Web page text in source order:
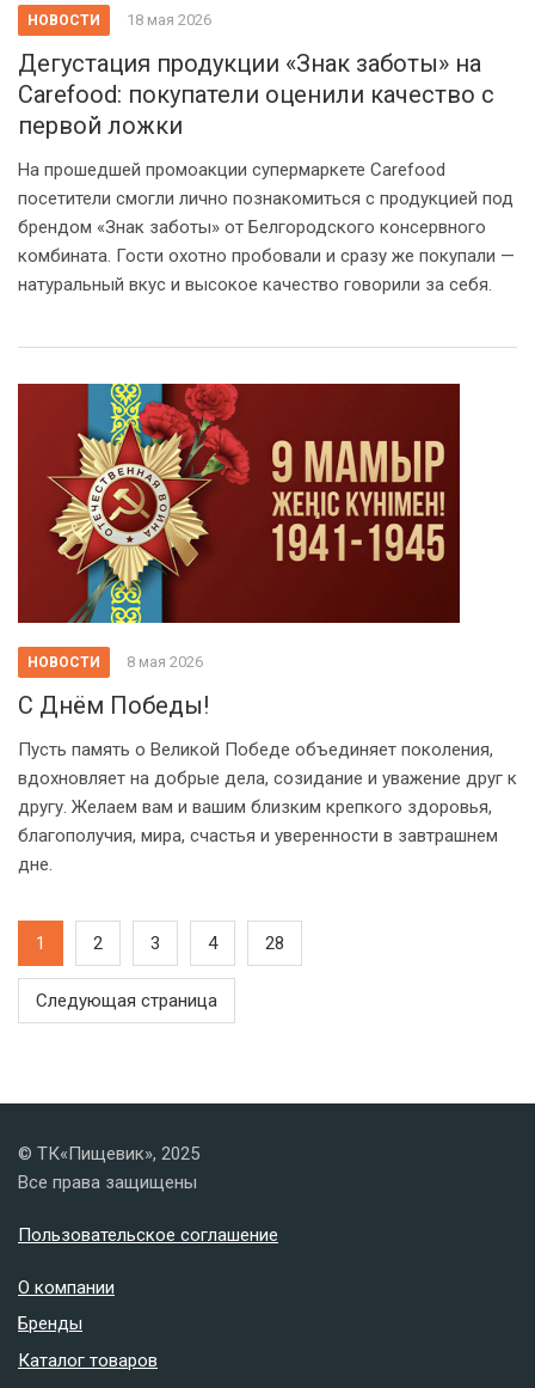
НОВОСТИ 18 мая 2026
Дегустация продукции «Знак заботы» на
Carefood: покупатели оценили качество с
первой ложки
На прошедшей промоакции супермаркете Carefood
посетители смогли лично познакомиться с продукцией под
брендом «Знак заботы» от Белгородского консервного
комбината. Гости охотно пробовали и сразу же покупали —
натуральный вкус и высокое качество говорили за себя.
НОВОСТИ 8 мая 2026
С Днём Победы!
Пусть память о Великой Победе объединяет поколения,
вдохновляет на добрые дела, созидание и уважение друг к
другу. Желаем вам и вашим близким крепкого здоровья,
благополучия, мира, счастья и уверенности в завтрашнем
дне.
1 2 3 4 28
Следующая страница
© ТК«Пищевик», 2025
Все права защищены
Пользовательское соглашение
О компании
Бренды
Каталог товаров